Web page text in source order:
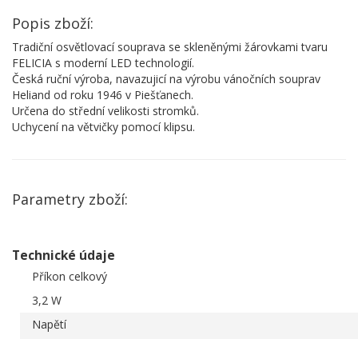
Popis zboží:
Tradiční osvětlovací souprava se skleněnými žárovkami tvaru
FELICIA s moderní LED technologií.
Česká ruční výroba, navazujicí na výrobu vánočních souprav
Heliand od roku 1946 v Piešťanech.
Určena do střední velikosti stromků.
Uchycení na větvičky pomocí klipsu.
Parametry zboží:
Technické údaje
Příkon celkový
3,2 W
Napětí